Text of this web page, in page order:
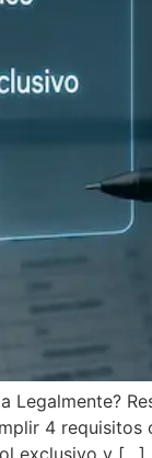
4
exclusivo y […]